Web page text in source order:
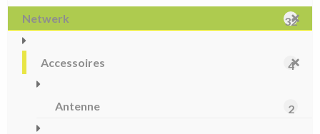
Netwerk 32
Accessoires 4
Antenne 2